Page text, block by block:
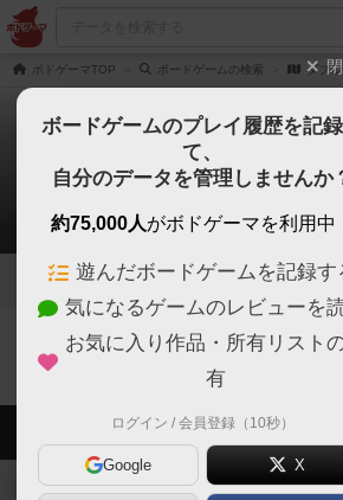
ボドゲーマTOP ボードゲームの検索 ダブル
ダブルナイン
0件のルール/インスト
16 6
ダブルナインのトップに
会員の新しい投
レビュー
ボードゲームのプレイ履歴を記
て、
自分のデータを管理しませんか
約75,000人がボドゲーマを利用中
遊んだボードゲームを記録す
気になるゲームのレビューを
お気に入り作品・所有リスト
有
ログイン / 会員登録（10秒）
Google X